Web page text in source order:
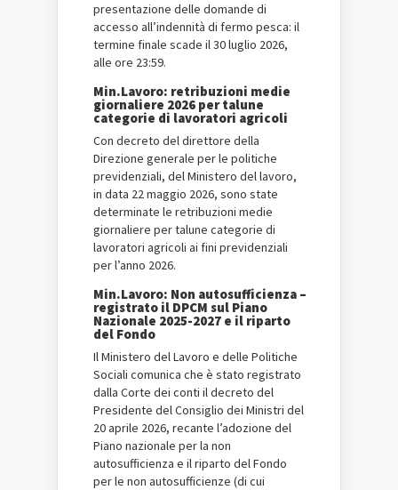
presentazione delle domande di
accesso all’indennità di fermo pesca: il
termine finale scade il 30 luglio 2026,
alle ore 23:59.
Min.Lavoro: retribuzioni medie
giornaliere 2026 per talune
categorie di lavoratori agricoli
Con decreto del direttore della
Direzione generale per le politiche
previdenziali, del Ministero del lavoro,
in data 22 maggio 2026, sono state
determinate le retribuzioni medie
giornaliere per talune categorie di
lavoratori agricoli ai fini previdenziali
per l’anno 2026.
Min.Lavoro: Non autosufficienza –
registrato il DPCM sul Piano
Nazionale 2025-2027 e il riparto
del Fondo
Il Ministero del Lavoro e delle Politiche
Sociali comunica che è stato registrato
dalla Corte dei conti il decreto del
Presidente del Consiglio dei Ministri del
20 aprile 2026, recante l’adozione del
Piano nazionale per la non
autosufficienza e il riparto del Fondo
per le non autosufficienze (di cui